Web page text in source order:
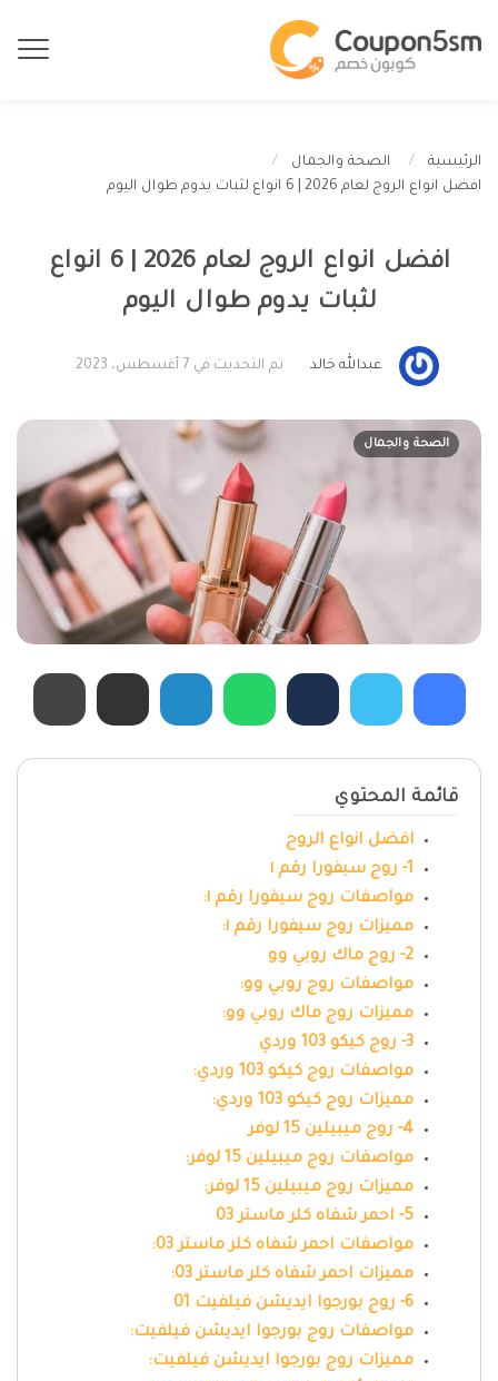
الرئيسية
الصحة والجمال
افضل انواع الروج لعام 2026 | 6 انواع لثبات يدوم طوال اليوم
افضل انواع الروج لعام 2026 | 6 انواع
لثبات يدوم طوال اليوم
عبدالله خالد تم التحديث في 7 أغسطس، 2023
الصحة والجمال
قائمة المحتوي
افضل انواع الروج
1- روج سيفورا رقم ١
مواصفات روج سيفورا رقم ١:
مميزات روج سيفورا رقم ١:
2- روج ماك روبي وو
مواصفات روج روبي وو:
مميزات روج ماك روبي وو:
3- روج كيكو 103 وردي
مواصفات روج كيكو 103 وردي:
مميزات روج كيكو 103 وردي:
4- روج ميبيلين 15 لوفر
مواصفات روج ميبيلين 15 لوفر:
مميزات روج ميبيلين 15 لوفر:
5- احمر شفاه كلر ماستر 03
مواصفات احمر شفاه كلر ماستر 03:
مميزات احمر شفاه كلر ماستر 03:
6- روج بورجوا ايديشن فيلفيت 01
مواصفات روج بورجوا ايديشن فيلفيت:
مميزات روج بورجوا ايديشن فيلفيت: